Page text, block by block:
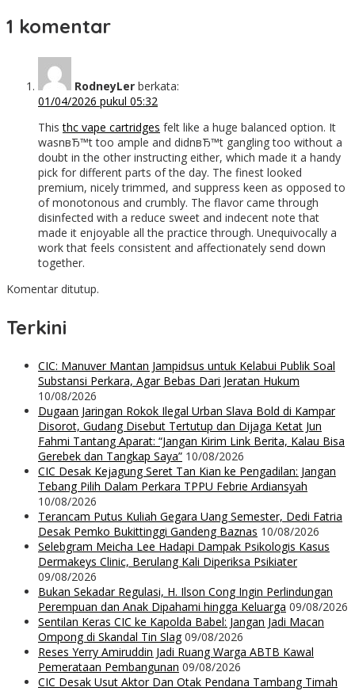
1 komentar
RodneyLer berkata:
01/04/2026 pukul 05:32
Thisthc vape cartridges felt like a huge balanced option. It
wasnвЂ™t too ample and didnвЂ™t gangling too without a
doubt in the other instructing either, which made it a handy
pick for different parts of the day. The finest looked
premium, nicely trimmed, and suppress keen as opposed to
of monotonous and crumbly. The flavor came through
disinfected with a reduce sweet and indecent note that
made it enjoyable all the practice through. Unequivocally a
work that feels consistent and affectionately send down
together.
Komentar ditutup.
Terkini
CIC: Manuver Mantan Jampidsus untuk Kelabui Publik Soal
Substansi Perkara, Agar Bebas Dari Jeratan Hukum
10/08/2026
Dugaan Jaringan Rokok Ilegal Urban Slava Bold di Kampar
Disorot, Gudang Disebut Tertutup dan Dijaga Ketat Jun
Fahmi Tantang Aparat: “Jangan Kirim Link Berita, Kalau Bisa
Gerebek dan Tangkap Saya” 10/08/2026
CIC Desak Kejagung Seret Tan Kian ke Pengadilan: Jangan
Tebang Pilih Dalam Perkara TPPU Febrie Ardiansyah
10/08/2026
Terancam Putus Kuliah Gegara Uang Semester, Dedi Fatria
Desak Pemko Bukittinggi Gandeng Baznas 10/08/2026
Selebgram Meicha Lee Hadapi Dampak Psikologis Kasus
Dermakeys Clinic, Berulang Kali Diperiksa Psikiater
09/08/2026
Bukan Sekadar Regulasi, H. Ilson Cong Ingin Perlindungan
Perempuan dan Anak Dipahami hingga Keluarga 09/08/2026
Sentilan Keras CIC ke Kapolda Babel: Jangan Jadi Macan
Ompong di Skandal Tin Slag 09/08/2026
Reses Yerry Amiruddin Jadi Ruang Warga ABTB Kawal
Pemerataan Pembangunan 09/08/2026
CIC Desak Usut Aktor Dan Otak Pendana Tambang Timah